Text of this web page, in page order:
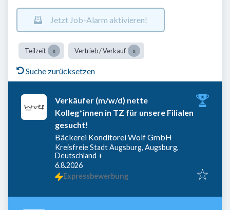
Jetzt Job-Alarm aktivieren!
Teilzeit Vertrieb / Verkauf
Suche zurücksetzen
Verkäufer (m/w/d) nette
Kolleg*innen in TZ für unsere Filialen
gesucht!
Bäckerei Konditorei Wolf GmbH
Kreisfreie Stadt Augsburg, Augsburg,
Deutschland +
Veröffentlicht
6.8.2026
Expressbewerbung